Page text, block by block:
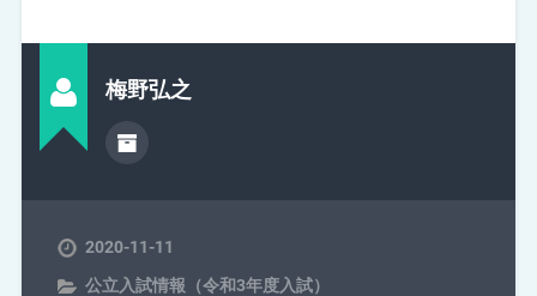
梅野弘之
2020-11-11
公立入試情報（令和3年度入試）